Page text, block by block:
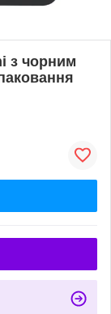
з чорним